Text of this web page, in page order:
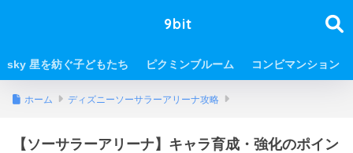
9bit
sky 星を紡ぐ子どもたち ピクミンブルーム コンビマンション
ホーム ディズニーソーサラーアリーナ攻略
【ソーサラーアリーナ】キャラ育成・強化のポイン